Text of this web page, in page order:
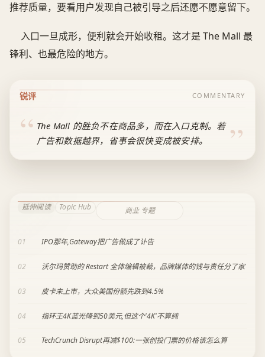
推荐质量，要看用户发现自己被引导之后还愿不愿意留下。
入口一旦成形，便利就会开始收租。这才是 The Mall 最
锋利、也最危险的地方。
锐评 COMMENTARY
The Mall 的胜负不在商品多，而在入口克制。若
广告和数据越界，省事会很快变成被安排。
延伸阅读 Topic Hub 商业 专题
01 IPO那年,Gateway把广告做成了讣告
02 沃尔玛赞助的 Restart 全体编辑被裁，品牌媒体的钱与责任分了家
03 皮卡未上市，大众美国份额先跌到4.5%
04 指环王4K蓝光降到50美元,但这个'4K'不算纯
05 TechCrunch Disrupt再减$100:一张创投门票的价格该怎么算